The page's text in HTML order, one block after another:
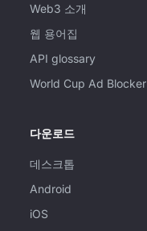
Web3 소개
웹 용어집
API glossary
World Cup Ad Blocker
다운로드
데스크톱
Android
iOS